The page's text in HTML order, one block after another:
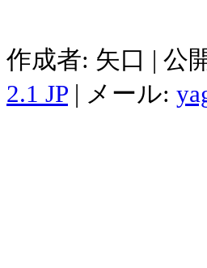
作成者: 矢口 | 公
2.1 JP | メール: